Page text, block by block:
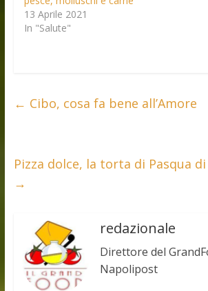
13 Aprile 2021
In "Salute"
← Cibo, cosa fa bene all’Amore
Pizza dolce, la torta di Pasqua
→
redazionale
Direttore del
Napolipost